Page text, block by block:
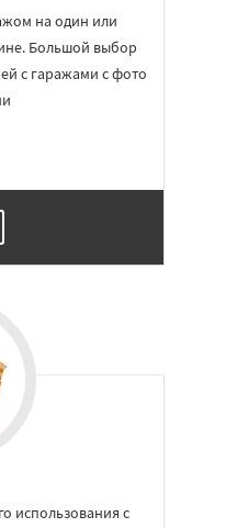
на один или
Большой выбор
с гаражами с фото
использования с